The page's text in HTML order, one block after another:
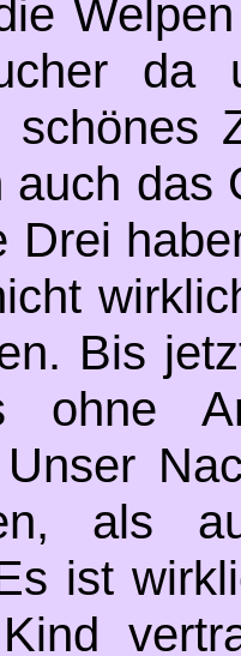
auch das
Drei
Bis
ohne
als
ist